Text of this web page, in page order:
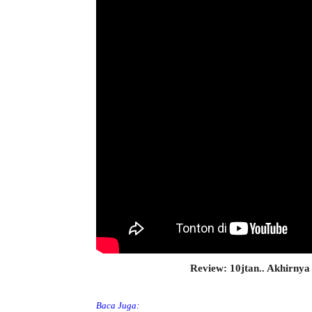
Review: 10jtan.. Akhirnya
Baca Juga: